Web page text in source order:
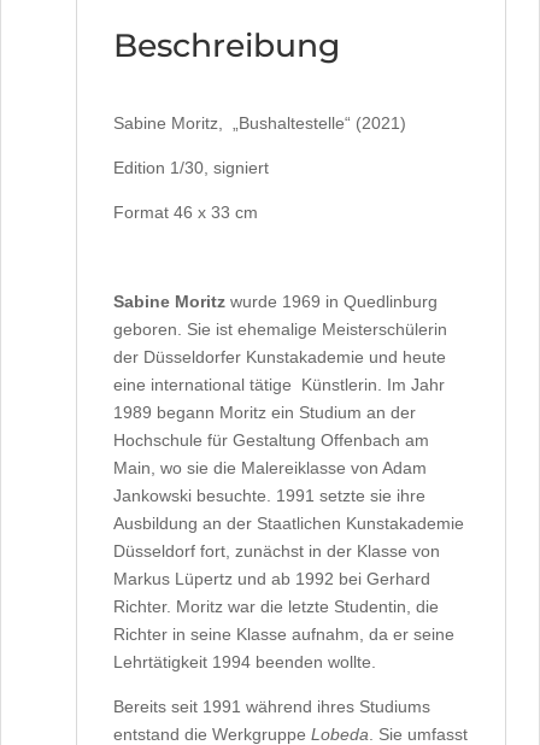
Beschreibung
Sabine Moritz, „Bushaltestelle“ (2021)
Edition 1/30, signiert
Format 46 x 33 cm
Sabine Moritz wurde 1969 in Quedlinburg
geboren. Sie ist ehemalige Meisterschülerin
der Düsseldorfer Kunstakademie und heute
eine international tätige Künstlerin. Im Jahr
1989 begann Moritz ein Studium an der
Hochschule für Gestaltung Offenbach am
Main, wo sie die Malereiklasse von Adam
Jankowski besuchte. 1991 setzte sie ihre
Ausbildung an der Staatlichen Kunstakademie
Düsseldorf fort, zunächst in der Klasse von
Markus Lüpertz und ab 1992 bei Gerhard
Richter. Moritz war die letzte Studentin, die
Richter in seine Klasse aufnahm, da er seine
Lehrtätigkeit 1994 beenden wollte.
Bereits seit 1991 während ihres Studiums
entstand die WerkgruppeLobeda . Sie umfasst